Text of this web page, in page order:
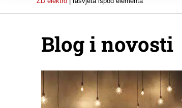
PVC VODIČI
H07V-K (P/F Vodič)
H07V-U (P Vodič)
Blog i novosti